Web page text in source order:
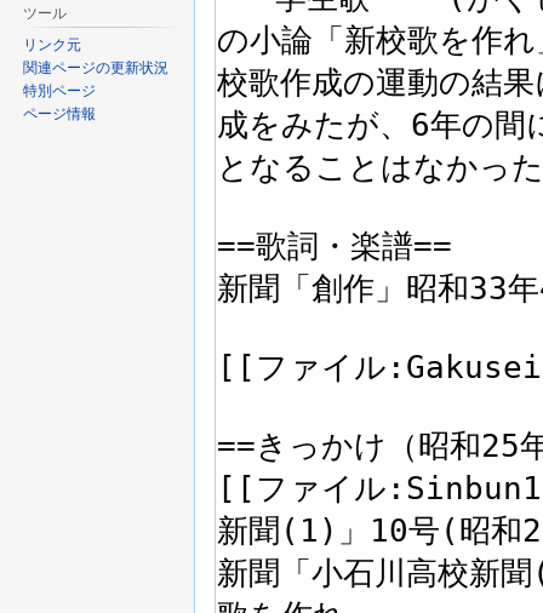
ン
に
移
ツール
リンク元
関連ページの更新状況
特別ページ
ページ情報